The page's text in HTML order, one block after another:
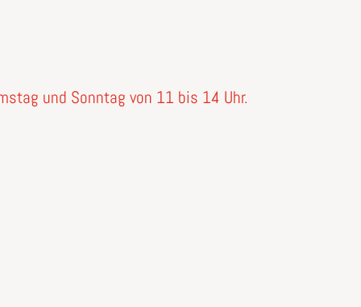
und Sonntag von 11 bis 14 Uhr.